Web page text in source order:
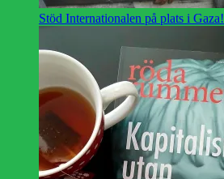
Stöd Internationalen på plats i Gaza!